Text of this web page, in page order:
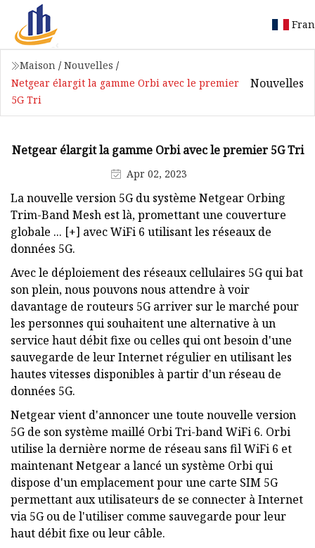
Maison / Nouvelles /
Netgear élargit la gamme Orbi avec le premier
5G Tri
Nouvelles
Netgear élargit la gamme Orbi avec le premier 5G Tri
Apr 02, 2023
La nouvelle version 5G du système Netgear Orbing
Trim-Band Mesh est là, promettant une couverture
globale ... [+] avec WiFi 6 utilisant les réseaux de
données 5G.
Avec le déploiement des réseaux cellulaires 5G qui bat
son plein, nous pouvons nous attendre à voir
davantage de routeurs 5G arriver sur le marché pour
les personnes qui souhaitent une alternative à un
service haut débit fixe ou celles qui ont besoin d'une
sauvegarde de leur Internet régulier en utilisant les
hautes vitesses disponibles à partir d'un réseau de
données 5G.
Netgear vient d'annoncer une toute nouvelle version
5G de son système maillé Orbi Tri-band WiFi 6. Orbi
utilise la dernière norme de réseau sans fil WiFi 6 et
maintenant Netgear a lancé un système Orbi qui
dispose d'un emplacement pour une carte SIM 5G
permettant aux utilisateurs de se connecter à Internet
via 5G ou de l'utiliser comme sauvegarde pour leur
haut débit fixe ou leur câble.